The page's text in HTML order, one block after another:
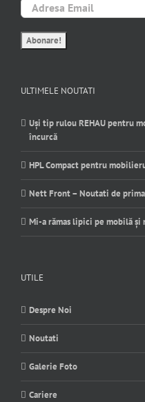
ULTIMELE NOUTATI
Uși tip rulou REHAU pentru
încurcă
HPL Compact pentru
Nett Front – Noutati de
Mi-a rămas lipici pe mobilă și
UTILE
Despre Noi
Noutati
Galerie Foto
Cariere